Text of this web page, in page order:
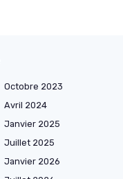
Octobre 2023
Avril 2024
Janvier 2025
Juillet 2025
Janvier 2026